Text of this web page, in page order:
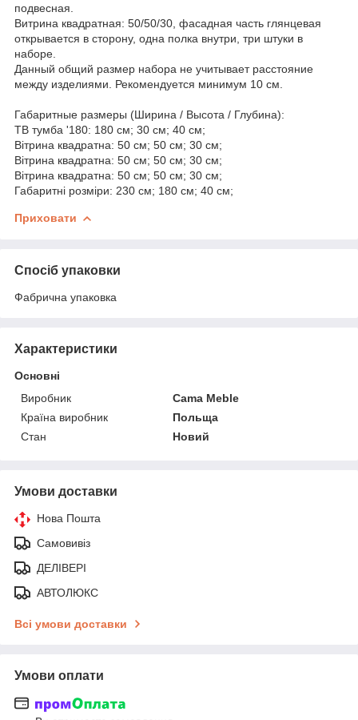
подвесная.
Витрина квадратная: 50/50/30, фасадная часть глянцевая
открывается в сторону, одна полка внутри, три штуки в
наборе.
Данный общий размер набора не учитывает расстояние
между изделиями. Рекомендуется минимум 10 см.
Габаритные размеры (Ширина / Высота / Глубина):
ТВ тумба '180: 180 см; 30 см; 40 см;
Вітрина квадратна: 50 см; 50 см; 30 см;
Вітрина квадратна: 50 см; 50 см; 30 см;
Вітрина квадратна: 50 см; 50 см; 30 см;
Габаритні розміри: 230 см; 180 см; 40 см;
Приховати
Спосіб упаковки
Фабрична упаковка
Характеристики
Основні
Виробник
Cama Meble
Країна виробник
Польща
Стан
Новий
Умови доставки
Нова Пошта
Самовивіз
ДЕЛІВЕРІ
АВТОЛЮКС
Всі умови доставки
Умови оплати